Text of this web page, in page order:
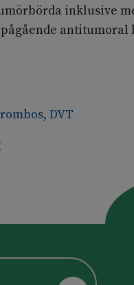
inklusive
antitumoral
DVT